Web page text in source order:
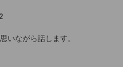
いながら話します。